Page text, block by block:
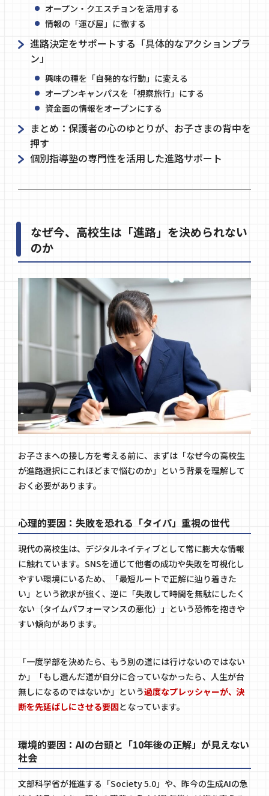
オープン・クエスチョンを活用する
情報の「運び屋」に徹する
進路決定をサポートする「具体的なアクションプラ
ン」
興味の種を「自発的な行動」に変える
オープンキャンパスを「視察旅行」にする
資金面の情報をオープンにする
まとめ：保護者の心のゆとりが、お子さまの背中を
押す
個別指導塾の専門性を活用した進路サポート
なぜ今、高校生は「進路」を決められない
のか
お子さまへの接し方を考える前に、まずは「なぜ今の高校生
が進路選択にこれほどまで悩むのか」という背景を理解して
おく必要があります。
心理的要因：失敗を恐れる「タイパ」重視の世代
現代の高校生は、デジタルネイティブとして常に膨大な情報
に触れています。SNSを通じて他者の成功や失敗を可視化し
やすい環境にいるため、「最短ルートで正解に辿り着きた
い」という欲求が強く、逆に「失敗して時間を無駄にしたく
ない（タイムパフォーマンスの悪化）」という恐怖を抱きや
すい傾向があります。
「一度学部を決めたら、もう別の道には行けないのではない
か」「もし選んだ道が自分に合っていなかったら、人生が台
無しになるのではないか」という過度なプレッシャーが、決
断を先延ばしにさせる要因となっています。
環境的要因：AIの台頭と「10年後の正解」が見えない
社会
文部科学省が推進する「Society 5.0」や、昨今の生成AIの急